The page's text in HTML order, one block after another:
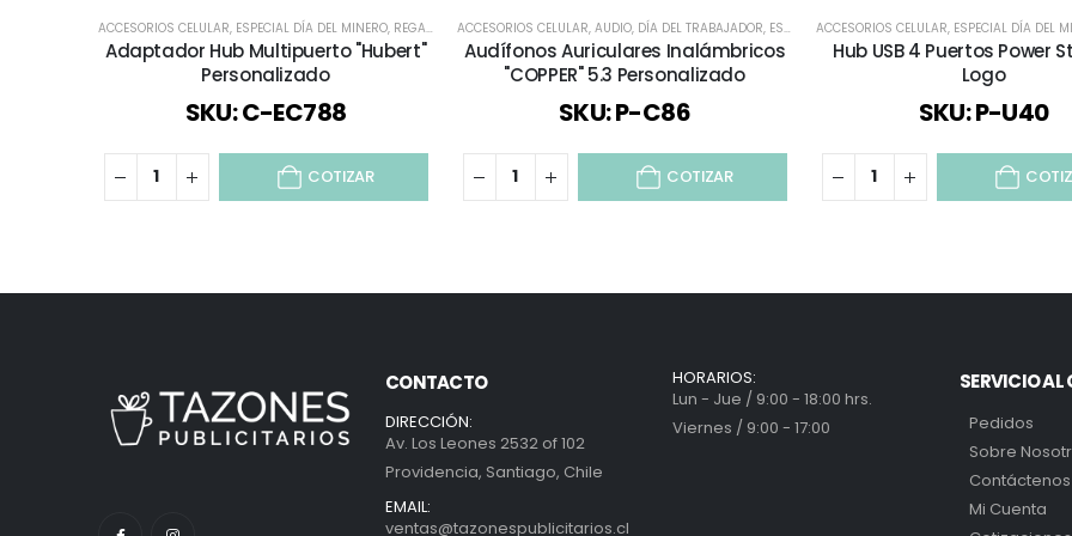
ACCESORIOS CELULAR, ESPECIAL DÍA DEL MINERO, REGALOS DÍA DEL PADRE ,SELECCIÓN DÍA DEL PROFESOR,TECNOLOGÍA / CELULAR / COMPUTACIÓN / AUDIO
Adaptador Hub Multipuerto "Hubert"
Personalizado
SKU: C-EC788
COTIZAR
ACCESORIOS CELULAR, AUDIO, DÍA DEL TRABAJADOR, ESPECIAL DÍA DEL MINERO ,ESPECIAL DÍA DEL
Audífonos Auriculares Inalámbricos
"COPPER" 5.3 Personalizado
SKU: P-C86
COTIZAR
ACCESORIOS CELULAR, ESPECIAL DÍA DEL
Hub USB 4 Puertos Power
Logo
SKU: P-U40
CONTACTO
DIRECCIÓN:
Av. Los Leones 2532 of 102
Providencia, Santiago, Chile
EMAIL:
ventas@tazonespublicitarios.cl
HORARIOS:
Lun - Jue / 9:00 - 18:00 hrs.
Viernes / 9:00 - 17:00
SERVICIO AL
Pedidos
Sobre
Contáctenos
Mi Cuenta